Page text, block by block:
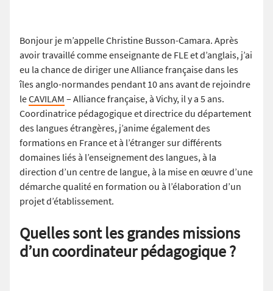
Bonjour je m’appelle Christine Busson-Camara. Après
avoir travaillé comme enseignante de FLE et d’anglais, j’ai
eu la chance de diriger une Alliance française dans les
îles anglo-normandes pendant 10 ans avant de rejoindre
leCAVILAM – Alliance française, à Vichy, il y a 5 ans.
Coordinatrice pédagogique et directrice du département
des langues étrangères, j’anime également des
formations en France et à l’étranger sur différents
domaines liés à l’enseignement des langues, à la
direction d’un centre de langue, à la mise en œuvre d’une
démarche qualité en formation ou à l’élaboration d’un
projet d’établissement.
Quelles sont les grandes missions
d’un coordinateur pédagogique ?